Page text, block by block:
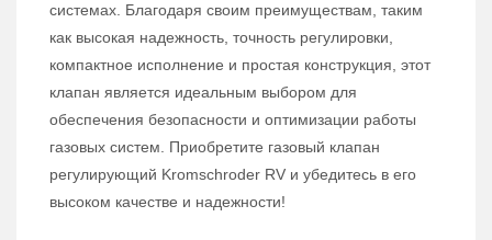
системах. Благодаря своим преимуществам, таким
как высокая надежность, точность регулировки,
компактное исполнение и простая конструкция, этот
клапан является идеальным выбором для
обеспечения безопасности и оптимизации работы
газовых систем. Приобретите газовый клапан
регулирующий Kromschroder RV и убедитесь в его
высоком качестве и надежности!